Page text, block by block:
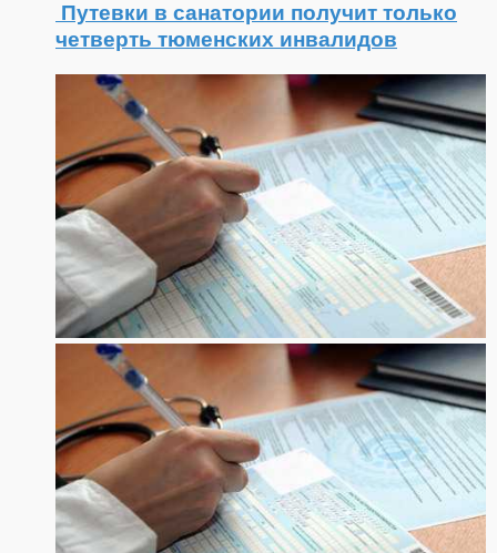
Путевки в санатории получит только
четверть тюменских инвалидов